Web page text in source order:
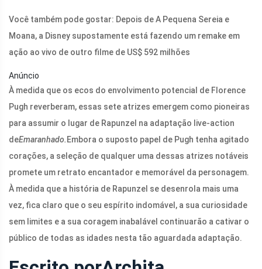
Você também pode gostar: Depois de A Pequena Sereia e
Moana, a Disney supostamente está fazendo um remake em
ação ao vivo de outro filme de US$ 592 milhões
Anúncio
À medida que os ecos do envolvimento potencial de Florence
Pugh reverberam, essas sete atrizes emergem como pioneiras
para assumir o lugar de Rapunzel na adaptação live-action
deEmaranhado. Embora o suposto papel de Pugh tenha agitado
corações, a seleção de qualquer uma dessas atrizes notáveis ​​​​
promete um retrato encantador e memorável da personagem.
À medida que a história de Rapunzel se desenrola mais uma
vez, fica claro que o seu espírito indomável, a sua curiosidade
sem limites e a sua coragem inabalável continuarão a cativar o
público de todas as idades nesta tão aguardada adaptação.